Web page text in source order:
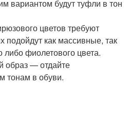
вариантом будут туфли в тон
цветов требуют
подойдут как массивные, так
либо фиолетового цвета.
образ — отдайте
тонам в обуви.